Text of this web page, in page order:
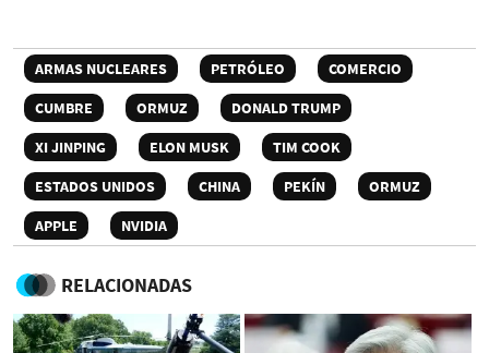
ARMAS NUCLEARES PETRÓLEO
COMERCIO
CUMBRE
ORMUZ
DONALD TRUMP
XI JINPING
ELON MUSK
TIM COOK
ESTADOS UNIDOS
CHINA PEKÍN
ORMUZ
APPLE
NVIDIA
RELACIONADAS